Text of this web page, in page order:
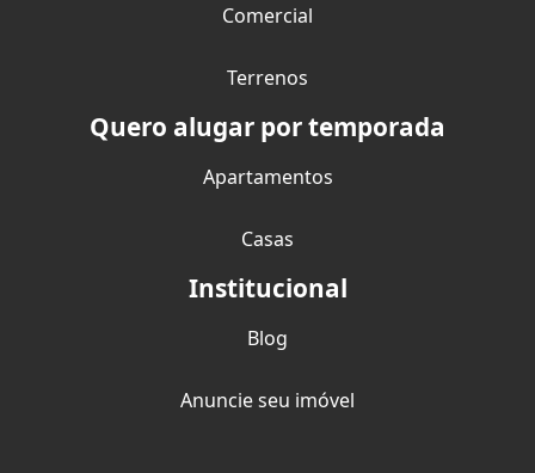
Comercial
Terrenos
Quero alugar por temporada
Apartamentos
Casas
Institucional
Blog
Anuncie seu imóvel